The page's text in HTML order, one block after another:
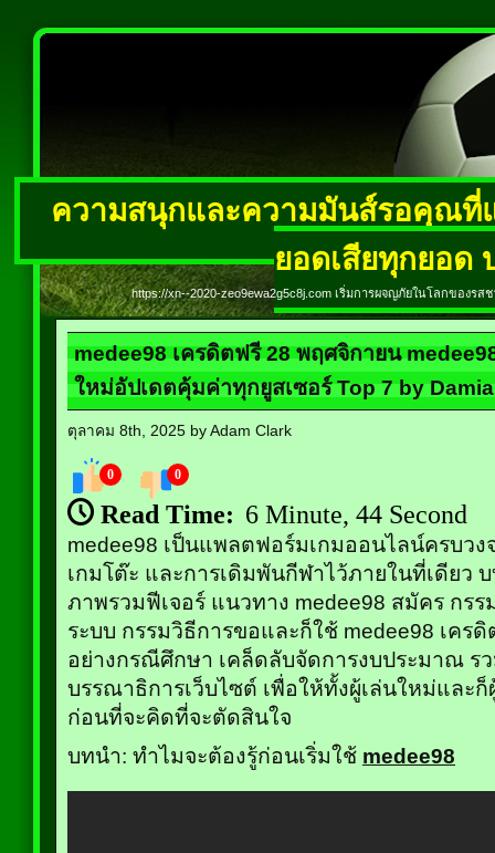
ความสนุกและความมันส์รอคุณที่
ยอดเสียทุกยอด
https://xn--2020-zeo9ewa2g5c8j.com เริ่มการผจญภัยในโลกของ
medee98 เครดิตฟรี 28 พฤศจิกายน
ใหม่อัปเดตคุ้มค่าทุกยูสเซอร์ Top 7 by
ตุลาคม 8th, 2025 by Adam Clark
0 0
Read Time: 6 Minute, 44 Second
medee98 เป็นแพลตฟอร์มเกมออนไลน์ครบว
เกมโต๊ะ และการเดิมพันกีฬาไว้ภายในที่เดียว
ภาพรวมฟีเจอร์ แนวทาง medee98 สมัคร กรร
ระบบ กรรมวิธีการขอและก็ใช้ medee98 เคร
อย่างกรณีศึกษา เคล็ดลับจัดการงบประมาณ ร
บรรณาธิการเว็บไซต์ เพื่อให้ทั้งผู้เล่นใหม่และ
ก่อนที่จะคิดที่จะตัดสินใจ
บทนำ: ทำไมจะต้องรู้ก่อนเริ่มใช้ medee98